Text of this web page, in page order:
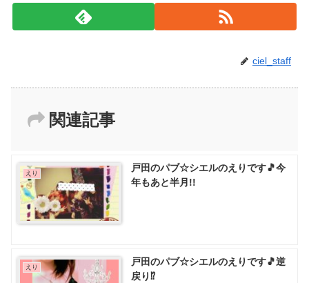
ciel_staff
関連記事
えり
戸田のパブ☆シエルのえりです🎵今
年もあと半月!!
えり
戸田のパブ☆シエルのえりです🎵逆
戻り⁉️